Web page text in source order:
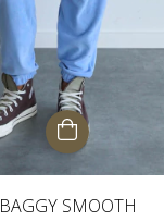
BAGGY SMOOTH